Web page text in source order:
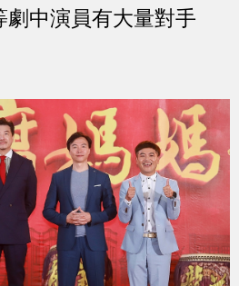
劇中演員有大量對手